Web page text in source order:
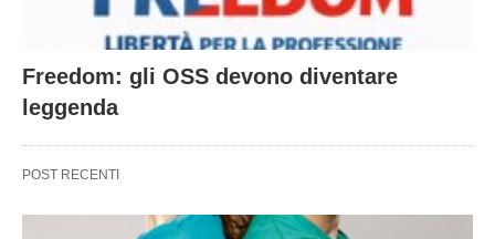
Freedom: gli OSS devono diventare
leggenda
POST RECENTI